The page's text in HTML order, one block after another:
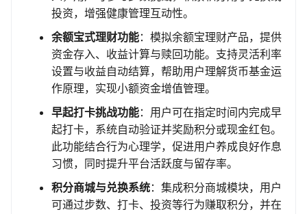
投资，增强健康管理互动性。
余额宝式理财功能：模拟余额宝理财产品，提供
资金存入、收益计算与赎回功能。支持灵活利率
设置与收益自动结算，帮助用户理解货币基金运
作原理，实现小额资金增值管理。
早起打卡挑战功能：用户可在指定时间内完成早
起打卡，系统自动验证并奖励积分或现金红包。
此功能结合行为心理学，促进用户养成良好作息
习惯，同时提升平台活跃度与留存率。
积分商城与兑换系统：集成积分商城模块，用户
可通过步数、打卡、投资等行为赚取积分，并在